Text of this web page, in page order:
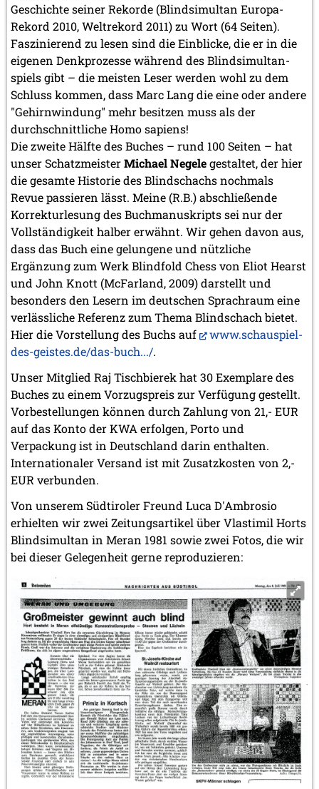
Geschichte seiner Rekorde (Blindsimultan Europa-
Rekord 2010, Weltrekord 2011) zu Wort (64 Seiten).
Faszinierend zu lesen sind die Einblicke, die er in die
eigenen Denkprozesse während des Blindsimultan-
spiels gibt – die meisten Leser werden wohl zu dem
Schluss kommen, dass Marc Lang die eine oder andere
"Gehirnwindung" mehr besitzen muss als der
durchschnittliche Homo sapiens!
Die zweite Hälfte des Buches – rund 100 Seiten – hat
unser SchatzmeisterMichael Negelegestaltet, der hier
die gesamte Historie des Blindschachs nochmals
Revue passieren lässt. Meine (R.B.) abschließende
Korrekturlesung des Buchmanuskripts sei nur der
Vollständigkeit halber erwähnt. Wir gehen davon aus,
dass das Buch eine gelungene und nützliche
Ergänzung zum Werk Blindfold Chess von Eliot Hearst
und John Knott (McFarland, 2009) darstellt und
besonders den Lesern im deutschen Sprachraum eine
verlässliche Referenz zum Thema Blindschach bietet.
Hier die Vorstellung des Buchs auf
www.schauspiel-
des-geistes.de/das-buch.../.
Unser Mitglied Raj Tischbierek hat 30 Exemplare des
Buches zu einem Vorzugspreis zur Verfügung gestellt.
Vorbestellungen können durch Zahlung von 21,- EUR
auf das Konto der KWA erfolgen, Porto und
Verpackung ist in Deutschland darin enthalten.
Internationaler Versand ist mit Zusatzkosten von 2,-
EUR verbunden.
Von unserem Südtiroler Freund Luca D'Ambrosio
erhielten wir zwei Zeitungsartikel über Vlastimil Horts
Blindsimultan in Meran 1981 sowie zwei Fotos, die wir
bei dieser Gelegenheit gerne reproduzieren: